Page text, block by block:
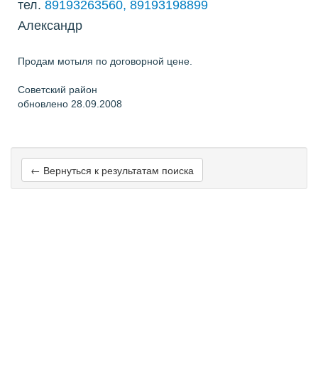
тел. 89193263560, 89193198899
Александр
Продам мотыля по договорной цене.
Советский район
обновлено 28.09.2008
← Вернуться к результатам поиска